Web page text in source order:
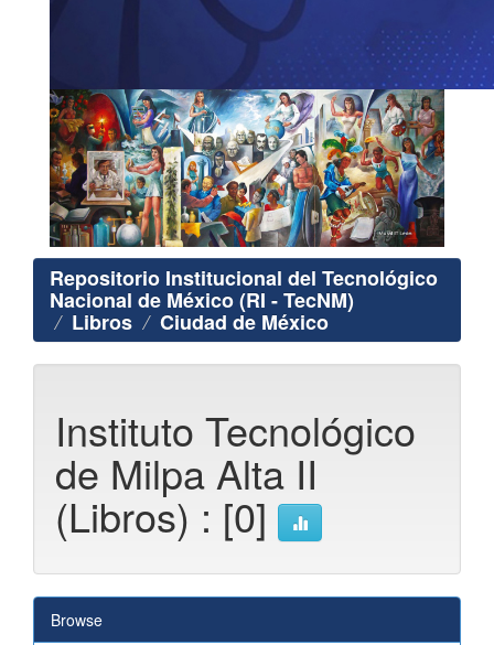
Repositorio Institucional del Tecnológico
Nacional de México (RI - TecNM)
Libros Ciudad de México
Instituto Tecnológico
de Milpa Alta II
(Libros) : [0]
Browse